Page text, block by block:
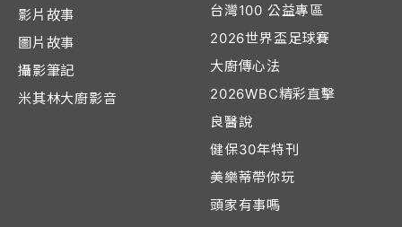
影片故事
圖片故事
攝影筆記
米其林大廚影音
台灣100 公益專區
2026世界盃足球賽
大廚傳心法
2026WBC精彩直擊
良醫說
健保30年特刊
美樂蒂帶你玩
頭家有事嗎